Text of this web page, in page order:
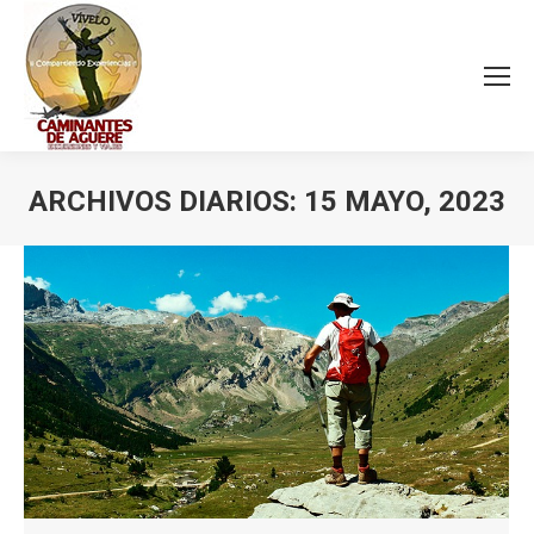
ARCHIVOS DIARIOS: 15 MAYO, 2023